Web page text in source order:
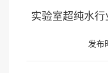
实验室超纯水
发布